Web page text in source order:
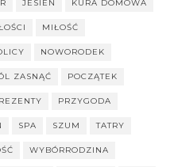
JESIEŃ KURA DOMOWA
MIŁOŚĆ
NOWORODEK
ZASNĄĆ POCZĄTEK
PRZYGODA
SPA SZUM TATRY
WYBÓRRODZINA